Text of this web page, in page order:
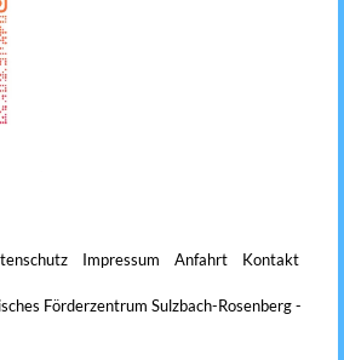
Impressum Anfahrt Kontakt
Förderzentrum Sulzbach-Rosenberg -